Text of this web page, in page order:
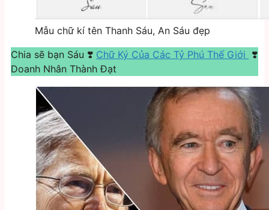
Mẫu chữ kí tên Thanh Sáu, An Sáu đẹp
Chia sẽ bạn Sáu ❣️ Chữ Ký Của Các Tỷ Phú Thế Giới ❣️
Doanh Nhân Thành Đạt